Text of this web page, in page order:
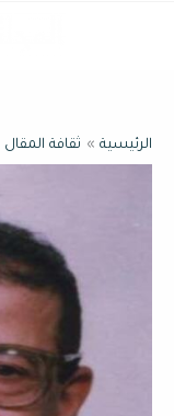
الرئيسية ثقافة المقال